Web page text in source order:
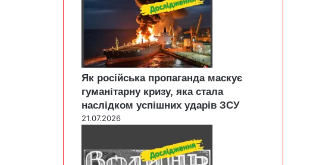
Як російська пропаганда маскує
гуманітарну кризу, яка стала
наслідком успішних ударів ЗСУ
21.07.2026